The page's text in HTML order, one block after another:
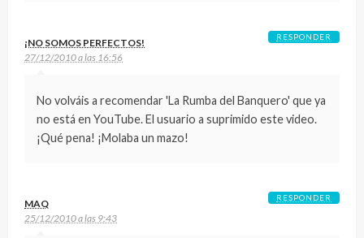
¡NO SOMOS PERFECTOS!
27/12/2010 a las 16:56
No volváis a recomendar 'La Rumba del Banquero' que ya
no está en YouTube. El usuario a suprimido este video.
¡Qué pena! ¡Molaba un mazo!
RESPONDER
MAQ
25/12/2010 a las 9:43
RESPONDER